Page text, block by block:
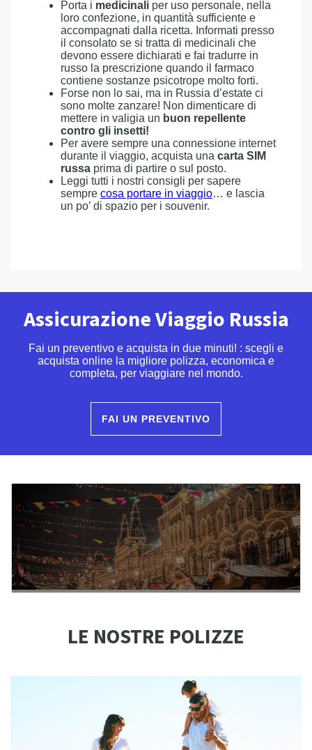
Porta i medicinali per uso personale, nella
loro confezione, in quantità sufficiente e
accompagnati dalla ricetta. Informati presso
il consolato se si tratta di medicinali che
devono essere dichiarati e fai tradurre in
russo la prescrizione quando il farmaco
contiene sostanze psicotrope molto forti.
Forse non lo sai, ma in Russia d’estate ci
sono molte zanzare! Non dimenticare di
mettere in valigia un buon repellente
contro gli insetti!
Per avere sempre una connessione internet
durante il viaggio, acquista una carta SIM
russa prima di partire o sul posto.
Leggi tutti i nostri consigli per sapere
sempre cosa portare in viaggio… e lascia
un po’ di spazio per i souvenir.
Assicurazione Viaggio Russia
Fai un preventivo e acquista in due minuti! : scegli e
acquista online la migliore polizza, economica e
completa, per viaggiare nel mondo.
FAI UN PREVENTIVO
LE NOSTRE POLIZZE